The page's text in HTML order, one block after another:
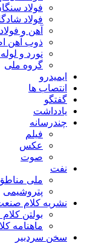
فولاد
فولاد
آهن و
ذوب آهن
نورد و لوله
گروه ملی
ایمیدرو
انتصاب ها
گفتگو
یادداشت
چندرسانه
فیلم
عکس
صوت
نفت
ملی
پتروشیمی
نشریه کلام
بولتن
ماهنامه
سخن سردبیر